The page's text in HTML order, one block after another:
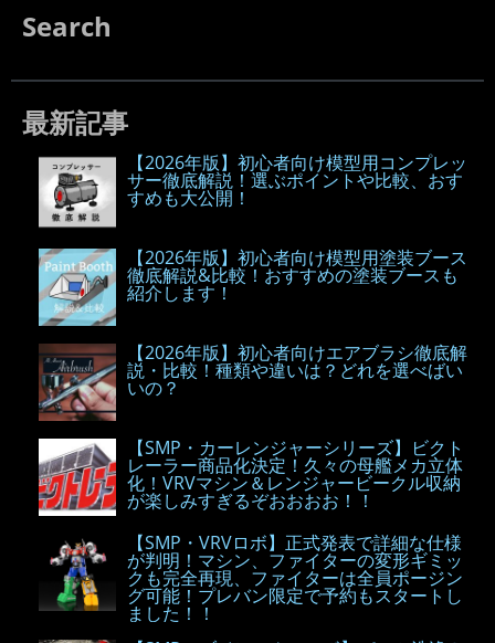
Search
最新記事
【2026年版】初心者向け模型用コンプレッ
サー徹底解説！選ぶポイントや比較、おす
すめも大公開！
【2026年版】初心者向け模型用塗装ブース
徹底解説&比較！おすすめの塗装ブースも
紹介します！
【2026年版】初心者向けエアブラシ徹底解
説・比較！種類や違いは？どれを選べばい
いの？
【SMP・カーレンジャーシリーズ】ビクト
レーラー商品化決定！久々の母艦メカ立体
化！VRVマシン＆レンジャービークル収納
が楽しみすぎるぞおおおお！！
【SMP・VRVロボ】正式発表で詳細な仕様
が判明！マシン、ファイターの変形ギミッ
クも完全再現、ファイターは全員ポージン
グ可能！プレバン限定で予約もスタートし
ました！！